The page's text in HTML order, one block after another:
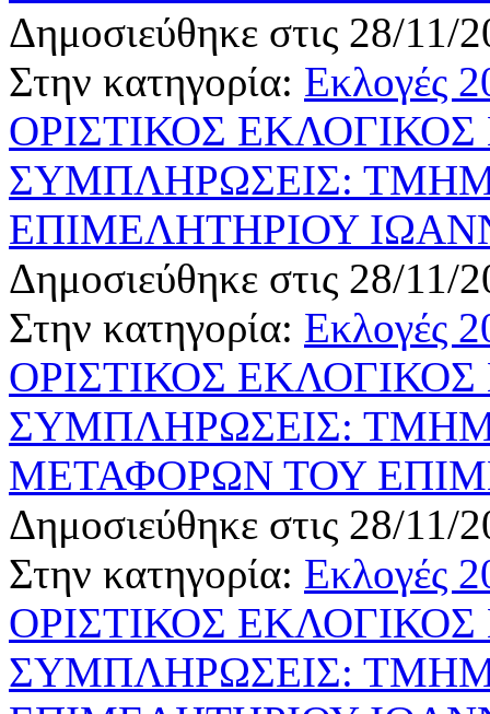
Δημοσιεύθηκε στις 28/11/
Στην κατηγορία: Εκλογές
ΟΡΙΣΤΙΚΟΣ
ΣΥΜΠΛΗΡΩΣΕΙΣ:
ΕΠΙΜΕΛΗΤΗΡΙΟΥ
Δημοσιεύθηκε στις 28/11/
Στην κατηγορία: Εκλογές
ΟΡΙΣΤΙΚΟΣ
ΣΥΜΠΛΗΡΩΣΕΙΣ:
ΜΕΤΑΦΟΡΩΝ ΤΟΥ
Δημοσιεύθηκε στις 28/11/
Στην κατηγορία: Εκλογές
ΟΡΙΣΤΙΚΟΣ
ΣΥΜΠΛΗΡΩΣΕΙΣ: